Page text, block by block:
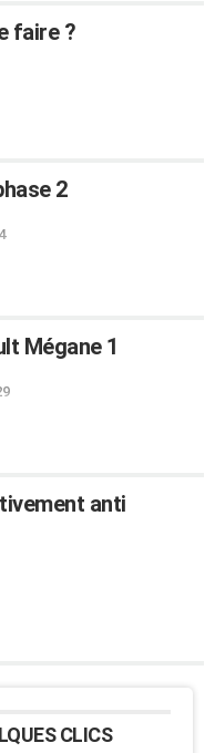
faire ?
2
Mégane 1
anti
CLICS